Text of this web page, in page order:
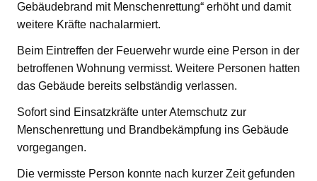
Gebäudebrand mit Menschenrettung“ erhöht und damit
weitere Kräfte nachalarmiert.
Beim Eintreffen der Feuerwehr wurde eine Person in der
betroffenen Wohnung vermisst. Weitere Personen hatten
das Gebäude bereits selbständig verlassen.
Sofort sind Einsatzkräfte unter Atemschutz zur
Menschenrettung und Brandbekämpfung ins Gebäude
vorgegangen.
Die vermisste Person konnte nach kurzer Zeit gefunden